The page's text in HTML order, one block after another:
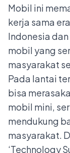
Mobil ini
kerja sama
Indonesia
mobil yang
masyarakat
Pada lantai
bisa
mobil mini,
mendukung
masyarakat.
‘Technology